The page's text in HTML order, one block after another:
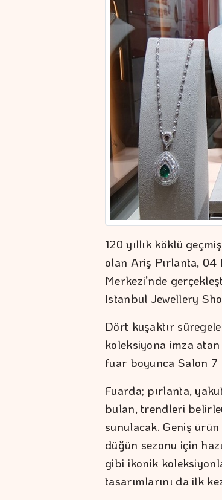
120 yıllık köklü
olan Ariş Pırlanta,
Merkezi’nde
Istanbul Jewellery
Dört kuşaktır
koleksiyona imza
fuar boyunca Salon 7
Fuarda; pırlanta,
bulan, trendleri
sunulacak. Geniş
düğün sezonu için
gibi ikonik
tasarımlarını da ilk